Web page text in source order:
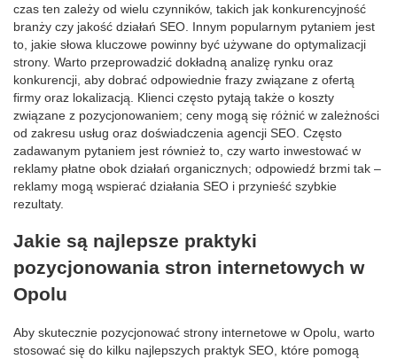
czas ten zależy od wielu czynników, takich jak konkurencyjność
branży czy jakość działań SEO. Innym popularnym pytaniem jest
to, jakie słowa kluczowe powinny być używane do optymalizacji
strony. Warto przeprowadzić dokładną analizę rynku oraz
konkurencji, aby dobrać odpowiednie frazy związane z ofertą
firmy oraz lokalizacją. Klienci często pytają także o koszty
związane z pozycjonowaniem; ceny mogą się różnić w zależności
od zakresu usług oraz doświadczenia agencji SEO. Często
zadawanym pytaniem jest również to, czy warto inwestować w
reklamy płatne obok działań organicznych; odpowiedź brzmi tak –
reklamy mogą wspierać działania SEO i przynieść szybkie
rezultaty.
Jakie są najlepsze praktyki
pozycjonowania stron internetowych w
Opolu
Aby skutecznie pozycjonować strony internetowe w Opolu, warto
stosować się do kilku najlepszych praktyk SEO, które pomogą